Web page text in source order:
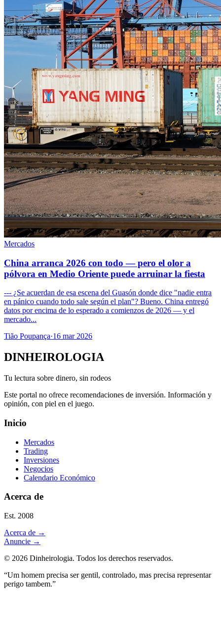
Mercados
China arranca 2026 con todo — pero el olor a
pólvora en Medio Oriente puede arruinar la fiesta
--- ¿Se acuerdan de esa escena del Guasón donde dice "nadie entra
en pánico cuando todo sale según el plan"? Bueno. China entregó
datos por encima de lo esperado a comienzos de 2026 — y el
mercado...
Tião Poupança·16 mar 2026
DINHEIROLOGIA
Tu lectura sobre dinero, sin rodeos
Este portal no ofrece recomendaciones de inversión. Información y
opinión, con piel en el juego.
Inicio
Mercados
Trading
Inversiones
Negocios
Calendario Económico
Acerca de
Est. 2008
Acerca de →
Anuncie →
© 2026 Dinheirologia. Todos los derechos reservados.
“Um homem precisa ser gentil, controlado, mas precisa representar
perigo tambem.”